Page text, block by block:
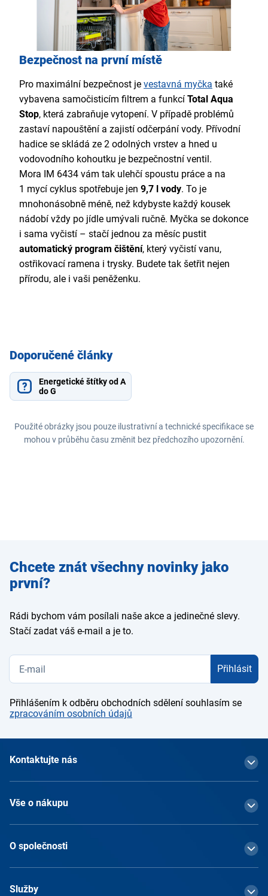
Bezpečnost na první místě
Pro maximální bezpečnost je vestavná myčka také
vybavena samočisticím filtrem a funkcí Total Aqua
Stop, která zabraňuje vytopení. V případě problémů
zastaví napouštění a zajistí odčerpání vody. Přívodní
hadice se skládá ze 2 odolných vrstev a hned u
vodovodního kohoutku je bezpečnostní ventil.
Mora IM 6434 vám tak ulehčí spoustu práce a na
1 mycí cyklus spotřebuje jen 9,7 l vody. To je
mnohonásobně méně, než kdybyste každý kousek
nádobí vždy po jídle umývali ručně. Myčka se dokonce
i sama vyčistí – stačí jednou za měsíc pustit
automatický program čištění, který vyčistí vanu,
ostřikovací ramena i trysky. Budete tak šetřit nejen
přírodu, ale i vaši peněženku.
Doporučené články
Energetické štítky od A
do G
Použité obrázky jsou pouze ilustrativní a technické specifikace se
mohou v průběhu času změnit bez předchozího upozornění.
Zadejte
e-mail
Chcete znát všechny novinky jako
první?
Rádi bychom vám posílali naše akce a jedinečné slevy.
Stačí zadat váš e-mail a je to.
Přihlásit
Přihlášením k odběru obchodních sdělení souhlasím se
zpracováním osobních údajů
Kontaktujte nás
Vše o nákupu
O společnosti
Služby